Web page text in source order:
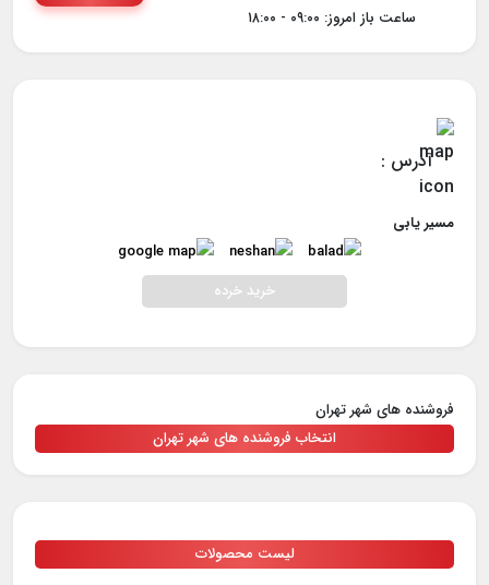
ساعت باز امروز: ۰۹:۰۰ - ۱۸:۰۰
آدرس :
مسیر یابی
خرید خرده
فروشنده های شهر تهران
انتخاب فروشنده های شهر تهران
لیست محصولات